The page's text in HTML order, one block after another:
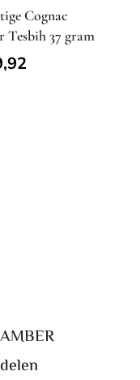
Cognac
Tesbih 37 gram